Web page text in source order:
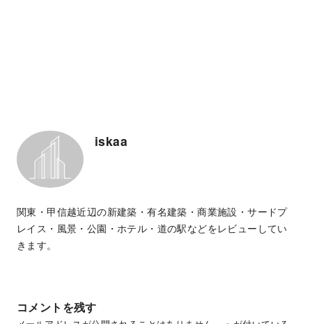
iskaa
関東・甲信越近辺の新建築・有名建築・商業施設・サードプ
レイス・風景・公園・ホテル・道の駅などをレビューしてい
きます。
コメントを残す